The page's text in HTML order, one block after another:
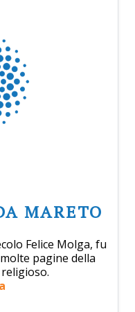
MARETO
Felice Molga, fu
pagine della